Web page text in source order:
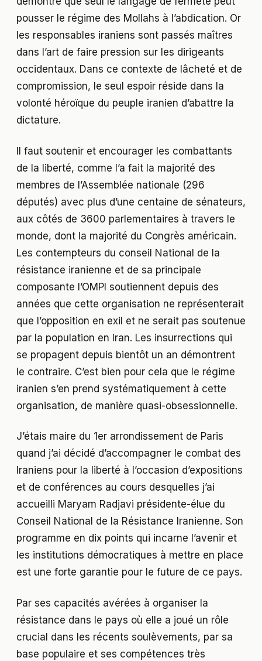
pousser le régime des Mollahs à l’abdication. Or
les responsables iraniens sont passés maîtres
dans l’art de faire pression sur les dirigeants
occidentaux. Dans ce contexte de lâcheté et de
compromission, le seul espoir réside dans la
volonté héroïque du peuple iranien d’abattre la
dictature.
Il faut soutenir et encourager les combattants
de la liberté, comme l’a fait la majorité des
membres de l’Assemblée nationale (296
députés) avec plus d’une centaine de sénateurs,
aux côtés de 3600 parlementaires à travers le
monde, dont la majorité du Congrès américain.
Les contempteurs du conseil National de la
résistance iranienne et de sa principale
composante l’OMPI soutiennent depuis des
années que cette organisation ne représenterait
que l’opposition en exil et ne serait pas soutenue
par la population en Iran. Les insurrections qui
se propagent depuis bientôt un an démontrent
le contraire. C’est bien pour cela que le régime
iranien s’en prend systématiquement à cette
organisation, de manière quasi-obsessionnelle.
J’étais maire du 1er arrondissement de Paris
quand j’ai décidé d’accompagner le combat des
Iraniens pour la liberté à l’occasion d’expositions
et de conférences au cours desquelles j’ai
accueilli Maryam Radjavi présidente-élue du
Conseil National de la Résistance Iranienne. Son
programme en dix points qui incarne l’avenir et
les institutions démocratiques à mettre en place
est une forte garantie pour le future de ce pays.
Par ses capacités avérées à organiser la
résistance dans le pays où elle a joué un rôle
crucial dans les récents soulèvements, par sa
base populaire et ses compétences très